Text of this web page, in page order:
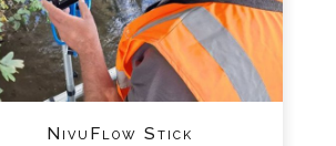
NivuFlow Stick